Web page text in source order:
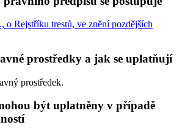
o Rejstříku trestů, ve znění pozdějších
prostředky a jak se uplatňují
prostředek.
být uplatněny v případě